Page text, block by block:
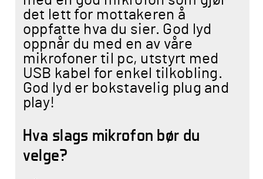
det lett for mottakeren å
oppfatte hva du sier. God lyd
oppnår du med en av våre
mikrofoner til pc, utstyrt med
USB kabel for enkel tilkobling.
God lyd er bokstavelig plug and
play!
Hva slags mikrofon bør du
velge?